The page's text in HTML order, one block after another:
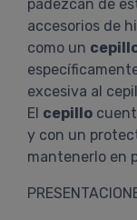
padezcan de
accesorios de
como un
excesiva al
El cepillo
y con un
mantenerlo en